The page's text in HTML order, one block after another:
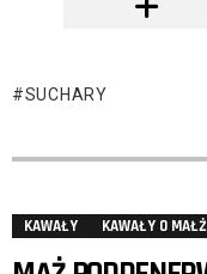
SUCHARY
KAWAŁY KAWAŁY O